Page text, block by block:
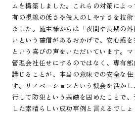
ムを構築しました。これらの対策によ
有の視線の低さや侵入のしやすさを技
ました。施主様からは「夜間や長期の
いという確信があるおかげで、安心感を
という喜びの声をいただいています。
管理会社任せにするのではなく、専有
講じることが、本当の意味での安全な
す。リノベーションという機会を活か
行して防犯という基礎を固めたことで
した素晴らしい成功事例と言えるでしょ